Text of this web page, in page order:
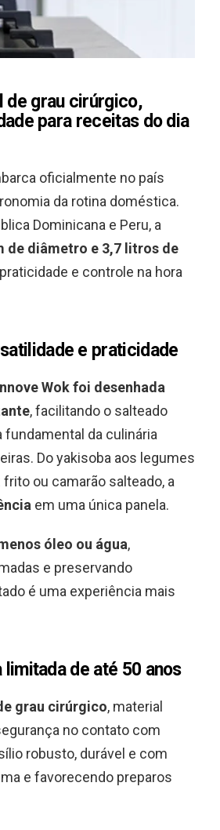
de grau cirúrgico,
para receitas do dia
oficialmente no país
da rotina doméstica.
Dominicana e Peru, a
de diâmetro e 3,7 litros de
e controle na hora
e praticidade
Wok foi desenhada
, facilitando o salteado
da culinária
Do yakisoba aos legumes
ou camarão salteado, a
em uma única panela.
óleo ou água,
e preservando
é uma experiência mais
de até 50 anos
grau cirúrgico, material
no contato com
robusto, durável e com
e favorecendo preparos